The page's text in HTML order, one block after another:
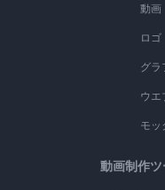
動画
ロゴ
グラ
ウエ
モッ
動画制作